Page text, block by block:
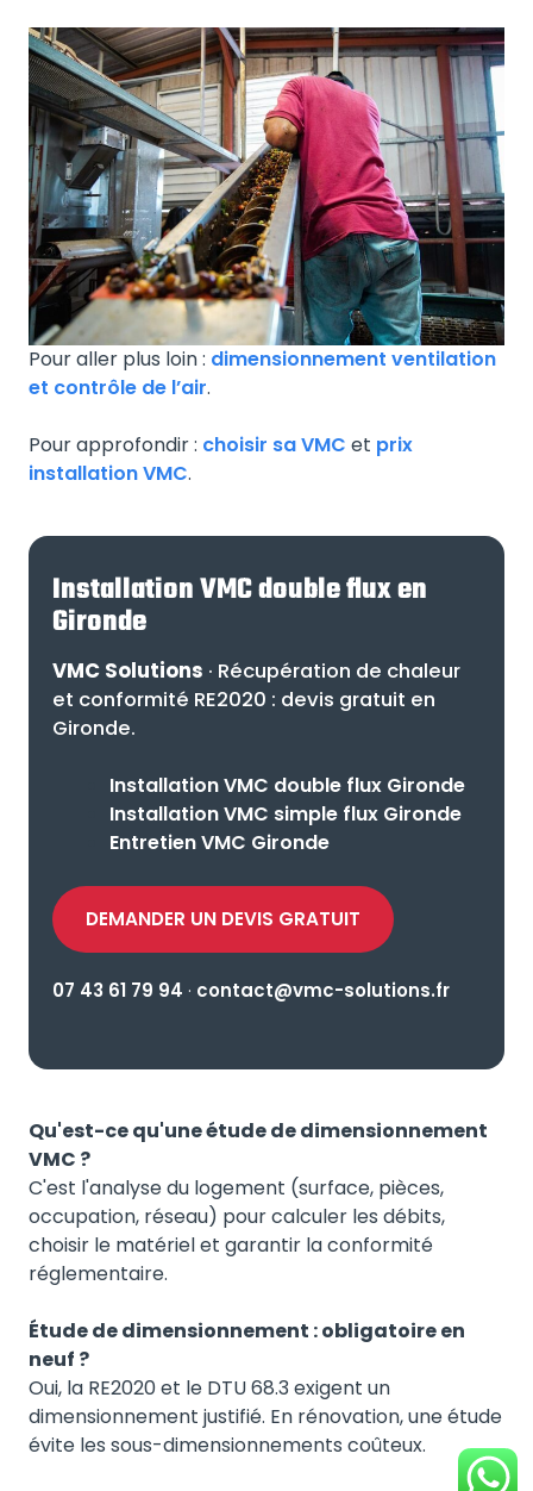
Pour aller plus loin : dimensionnement ventilation
et contrôle de l’air.
Pour approfondir : choisir sa VMC et prix
installation VMC.
Installation VMC double flux en
Gironde
VMC Solutions · Récupération de chaleur
et conformité RE2020 : devis gratuit en
Gironde.
Installation VMC double flux Gironde
Installation VMC simple flux Gironde
Entretien VMC Gironde
DEMANDER UN DEVIS GRATUIT
07 43 61 79 94 · contact@vmc-solutions.fr
Qu'est-ce qu'une étude de dimensionnement
VMC ?
C'est l'analyse du logement (surface, pièces,
occupation, réseau) pour calculer les débits,
choisir le matériel et garantir la conformité
réglementaire.
Étude de dimensionnement : obligatoire en
neuf ?
Oui, la RE2020 et le DTU 68.3 exigent un
dimensionnement justifié. En rénovation, une étude
évite les sous-dimensionnements coûteux.